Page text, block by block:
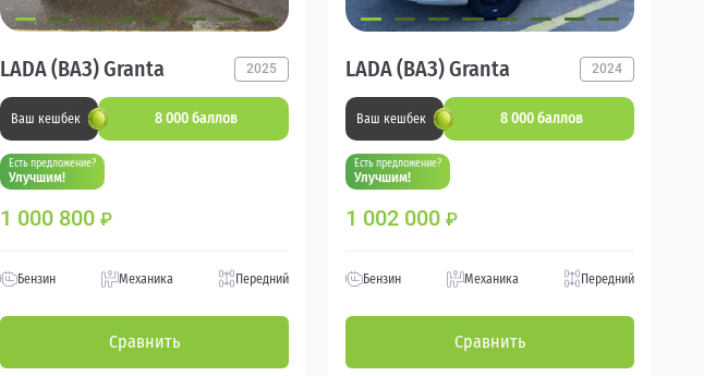
LADA (ВАЗ) Granta 2025
Ваш кешбек 8 000 баллов
Есть предложение?
Улучшим!
1 000 800 ₽
Бензин Механика Передний
Сравнить
LADA (ВАЗ) Granta 2024
Ваш кешбек 8 000 баллов
Есть предложение?
Улучшим!
1 002 000 ₽
Бензин Механика Передний
Сравнить